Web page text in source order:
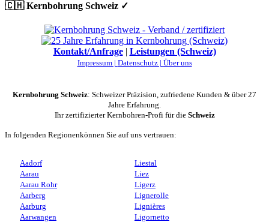
🇨🇭 Kernbohrung Schweiz ✓
Kontakt/Anfrage| Leistungen (Schweiz)
Impressum | Datenschutz | Über uns
Kernbohrung Schweiz: Schweizer Präzision, zufriedene Kunden & über 27
Jahre Erfahrung.
Ihr zertifizierter Kernbohren-Profi für die Schweiz
In folgenden Regionenkönnen Sie auf uns vertrauen:
Aadorf
Aarau
Aarau Rohr
Aarberg
Aarburg
Aarwangen
Liestal
Liez
Ligerz
Lignerolle
Lignières
Ligornetto